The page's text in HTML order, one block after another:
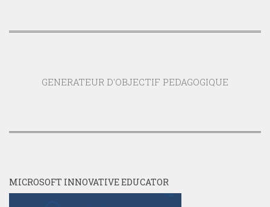
GENERATEUR D'OBJECTIF PEDAGOGIQUE
MICROSOFT INNOVATIVE EDUCATOR